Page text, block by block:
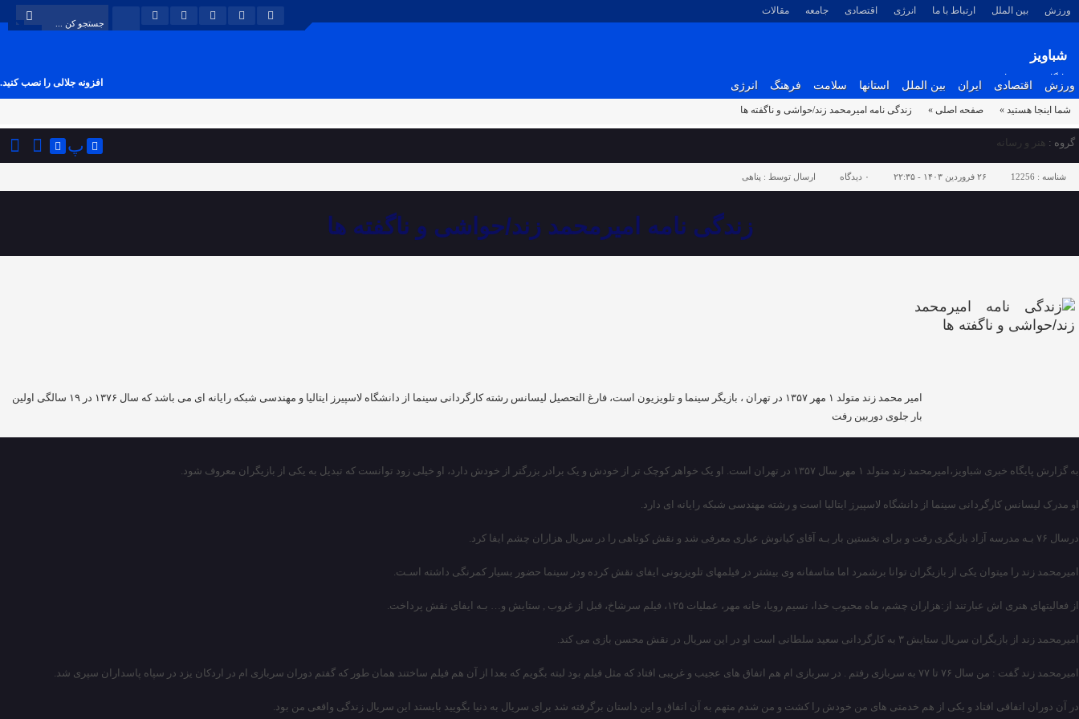
ورزش بین الملل ارتباط با ما انرژی اقتصادی جامعه مقالات
شباویز
پایگاه خبری شباویز
ورزش اقتصادی ایران بین الملل استانها سلامت فرهنگ انرژی افزونه جلالی را نصب کنید.
شما اینجا هستید » صفحه اصلی » زندگی نامه امیرمحمد زند/حواشی و ناگفته ها
گروه : هنر و رسانه پ
شناسه : 12256 ۲۶ فروردین ۱۴۰۳ - ۲۲:۳۵ ۰ دیدگاه ارسال توسط : پناهی
زندگی نامه امیرمحمد زند/حواشی و ناگفته ها
امیر محمد زند متولد ۱ مهر ۱۳۵۷ در تهران ، بازیگر سینما و تلویزیون است، فارغ التحصیل لیسانس رشته کارگردانی سینما از دانشگاه لاسپیرز ایتالیا و مهندسی شبکه رایانه ای می باشد که سال ۱۳۷۶ در ۱۹ سالگی اولین
بار جلوی دوربین رفت
به گزارش پایگاه خبری شباویز،امیرمحمد زند متولد ۱ مهر سال ۱۳۵۷ در تهران است. او یک خواهر کوچک تر از خودش و یک برادر بزرگتر از خودش دارد، او خیلی زود توانست که تبدیل به یکی از بازیگران معروف شود.
او مدرک لیسانس کارگردانی سینما از دانشگاه لاسپیرز ایتالیا است و رشته مهندسی شبکه رایانه ای دارد.
درسال ۷۶ بـه مدرسه آزاد بازیگری رفت و برای نخستین بار بـه آقای کیانوش عیاری معرفی شد و نقش کوتاهی را در سریال هزاران چشم ایفا کرد.
امیرمحمد زند را میتوان یکی از بازیگران توانا برشمرد اما متاسفانه وی بیشتر در فیلمهای تلویزیونی ایفای نقش کرده ودر سینما حضور بسیار کمرنگی داشته اسـت.
از فعالیتهای هنری اش عبارتند از:هزاران چشم، ماه محبوب خدا، نسیم رویا، خانه مهر، عملیات ۱۲۵، فیلم سرشاخ، قبل از غروب , ستایش و… بـه ایفای نقش پرداخت.
امیرمحمد زند از بازیگران سریال ستایش ۳ به کارگردانی سعید سلطانی است او در این سریال در نقش محسن بازی می کند.
امیرمحمد زند گفت : من سال ۷۶ تا ۷۷ به سربازی رفتم . در سربازی ام هم اتفاق های عجیب و غریبی افتاد که مثل فیلم بود لبته بگویم که بعدا از آن هم فیلم ساختند همان طور که گفتم دوران سربازی ام در اردکان یزد در سپاه پاسداران سپری شد.
در آن دوران اتفاقی افتاد و یکی از هم خدمتی های من خودش را کشت و من شدم متهم به آن اتفاق و این داستان برگرفته شد برای سریال به دنیا بگویید بایستد این سریال زندگی واقعی من بود.